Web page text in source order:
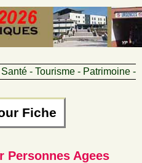
- Tourisme - Patrimoine -
Fiche
Personnes Agees